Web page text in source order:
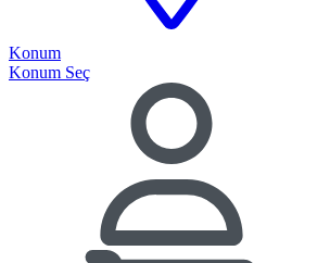
Konum
Konum Seç